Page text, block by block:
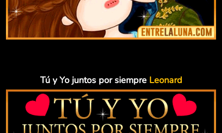
Tú y Yo juntos por siempre Leonard